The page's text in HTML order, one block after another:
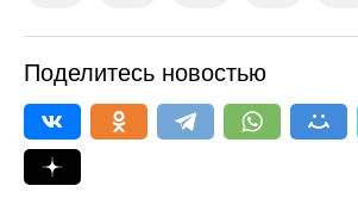
Поделитесь новостью